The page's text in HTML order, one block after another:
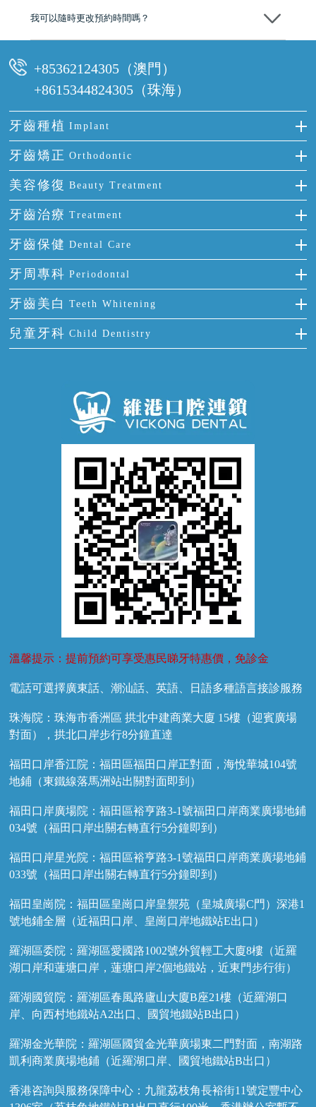
我可以隨時更改預約時間嗎？
+85362124305（澳門）
+8615344824305（珠海）
牙齒種植 Implant
種牙
單顆牙缺失
門牙缺失
多顆牙缺失
半口缺失
全口缺失
牙齒矯正 Orthodontic
隱形箍牙
前牙反頜
牙齒擁擠
牙齒前突
牙齒稀疏
美容修復 Beauty Treatment
全瓷牙
烤瓷牙
氟斑牙
四環素牙
活動假牙
牙貼面
牙齒治療 Treatment
補牙
智齒
根管治療
拔牙
牙痛
牙齒保健 Dental Care
正確刷牙
全國愛牙日
預防牙病
牙科通識
牙周專科 Periodontal
牙周炎
牙齦出血
牙齦炎
牙齦萎縮
牙齒美白 Teeth Whitening
冷光美白
兒童牙科 Child Dentistry
溫馨提示：提前預約可享受惠民睇牙特惠價，免診金
電話可選擇廣東話、潮汕話、英語、日語多種語言接診服務
珠海院：珠海市香洲區 拱北中建商業大廈 15樓（迎賓廣場
對面），拱北口岸步行8分鐘直達
福田口岸香江院：福田區福田口岸正對面，海悅華城104號
地鋪（東鐵線落馬洲站出關對面即到）
福田口岸廣場院：福田區裕亨路3-1號福田口岸商業廣場地鋪
034號（福田口岸出關右轉直行5分鐘即到）
福田口岸星光院：福田區裕亨路3-1號福田口岸商業廣場地鋪
033號（福田口岸出關右轉直行5分鐘即到）
福田皇崗院：福田區皇崗口岸皇禦苑（皇城廣場C門）深港1
號地鋪全層（近福田口岸、皇崗口岸地鐵站E出口）
羅湖區委院：羅湖區愛國路1002號外貿輕工大廈8樓（近羅
湖口岸和蓮塘口岸，蓮塘口岸2個地鐵站，近東門步行街）
羅湖國貿院：羅湖區春風路廬山大廈B座21樓（近羅湖口
岸、向西村地鐵站A2出口、國貿地鐵站B出口）
羅湖金光華院：羅湖區國貿金光華廣場東二門對面，南湖路
凱利商業廣場地鋪（近羅湖口岸、國貿地鐵站B出口）
香港咨詢與服務保障中心：九龍荔枝角長裕街11號定豐中心